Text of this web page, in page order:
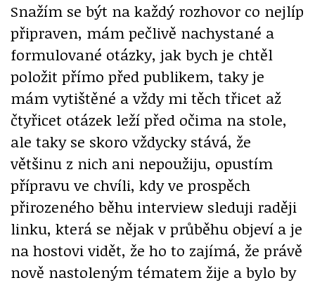
Snažím se být na každý rozhovor co nejlíp
připraven, mám pečlivě nachystané a
formulované otázky, jak bych je chtěl
položit přímo před publikem, taky je
mám vytištěné a vždy mi těch třicet až
čtyřicet otázek leží před očima na stole,
ale taky se skoro vždycky stává, že
většinu z nich ani nepoužiju, opustím
přípravu ve chvíli, kdy ve prospěch
přirozeného běhu interview sleduji raději
linku, která se nějak v průběhu objeví a je
na hostovi vidět, že ho to zajímá, že právě
nově nastoleným tématem žije a bylo by